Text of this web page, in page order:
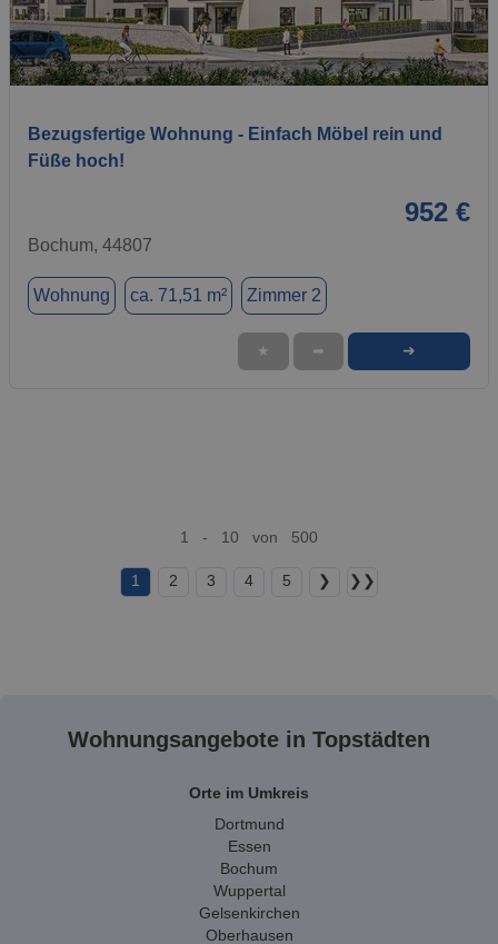
1 / 10
Bezugsfertige Wohnung - Einfach Möbel rein und
Füße hoch!
952 €
Bochum, 44807
Wohnung ca. 71,51 m² Zimmer 2
★ ➦ ➜
1 - 10 von 500
1 2 3 4 5 ❯ ❯❯
Wohnungsangebote in Topstädten
Orte im Umkreis
Dortmund
Essen
Bochum
Wuppertal
Gelsenkirchen
Oberhausen